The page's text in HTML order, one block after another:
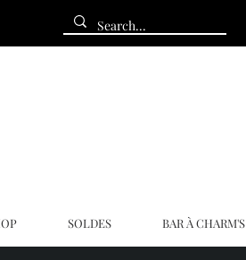
SOLDES BAR À CHARM'S